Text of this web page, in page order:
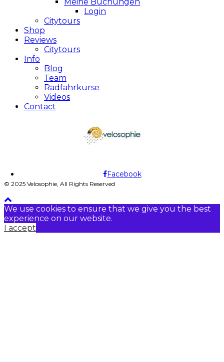
Login
Citytours
Shop
Reviews
Citytours
Info
Blog
Team
Radfahrkurse
Videos
Contact
Facebook
© 2025 Velosophie, All Rights Reserved
We use cookies to ensure that we give you the best
experience on our website.
I accept